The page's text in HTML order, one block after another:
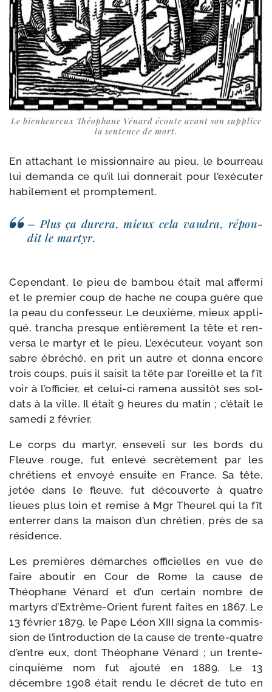
Le bien­heu­reux Théophane Vénard écoute avant son sup­plice
la sen­tence de mort.
En atta­chant le mis­sion­naire au pieu, le bour­reau
lui deman­da ce qu’il lui don­ne­rait pour l’exécuter
habi­le­ment et promptement.
– Plus ça dure­ra, mieux cela vau­dra, répon­
dit le martyr.
Cependant, le pieu de bam­bou était mal affer­mi
et le pre­mier coup de hache ne cou­pa guère que
la peau du confes­seur. Le deuxième, mieux appli­
qué, tran­cha presque entiè­re­ment la tête et ren­
ver­sa le mar­tyr et le pieu. L’exécuteur, voyant son
sabre ébré­ché, en prit un autre et don­na encore
trois coups, puis il sai­sit la tête par l’oreille et la fît
voir à l’officier, et celui-​ci rame­na aus­si­tôt ses sol­
dats à la ville. Il était 9 heures du matin ; c’était le
same­di 2 février.
Le corps du mar­tyr, ense­ve­li sur les bords du
Fleuve rouge, fut enle­vé secrè­te­ment par les
chré­tiens et envoyé ensuite en France. Sa tête,
jetée dans le fleuve, fut décou­verte à quatre
lieues plus loin et remise à Mgr Theurel qui la fît
enter­rer dans la mai­son d’un chré­tien, près de sa
résidence.
Les pre­mières démarches offi­cielles en vue de
faire abou­tir en Cour de Rome la cause de
Théophane Vénard et d’un cer­tain nombre de
mar­tyrs d’Extrême-Orient furent faites en 1867. Le
13 février 1879, le Pape Léon XIII signa la com­mis­
sion de l’intro­duction de la cause de trente-​quatre
d’entre eux, dont Théophane Vénard ; un trente-​
cinquième nom fut ajou­té en 1889. Le 13
décembre 1908 était ren­du le décret de tuto en